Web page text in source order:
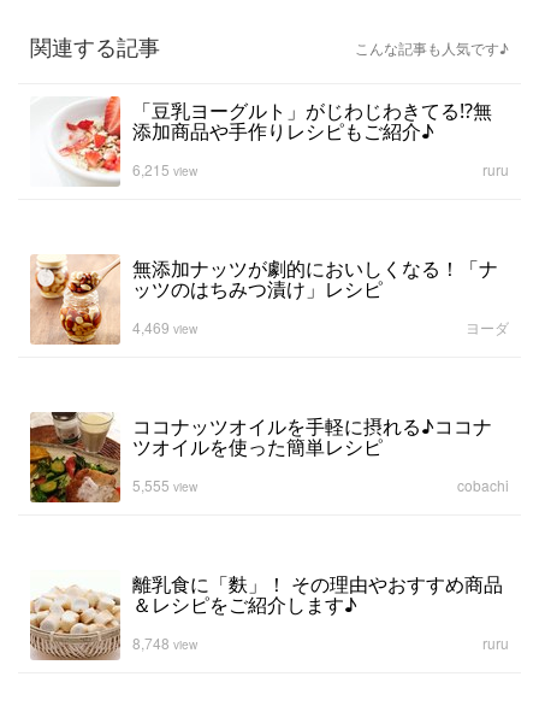
関連する記事 こんな記事も人気です♪
「豆乳ヨーグルト」がじわじわきてる⁉無
添加商品や手作りレシピもご紹介♪
ruru
6,215 view
無添加ナッツが劇的においしくなる！「ナ
ッツのはちみつ漬け」レシピ
ヨーダ
4,469 view
ココナッツオイルを手軽に摂れる♪ココナ
ツオイルを使った簡単レシピ
cobachi
5,555 view
離乳食に「麩」！ その理由やおすすめ商品
＆レシピをご紹介します♪
ruru
8,748 view